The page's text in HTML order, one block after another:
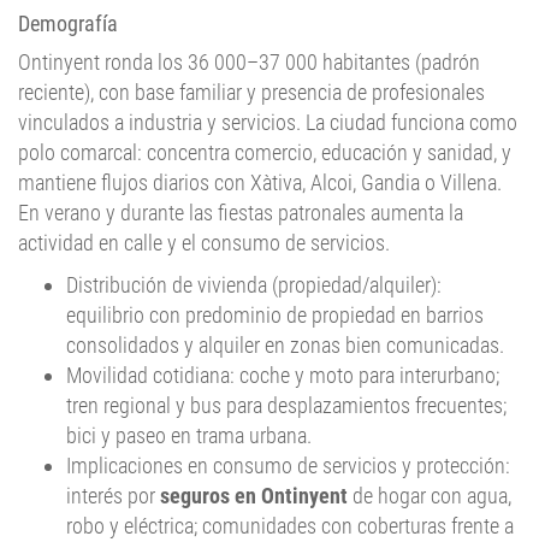
Demografía
Ontinyent ronda los 36 000–37 000 habitantes (padrón
reciente), con base familiar y presencia de profesionales
vinculados a industria y servicios. La ciudad funciona como
polo comarcal: concentra comercio, educación y sanidad, y
mantiene flujos diarios con Xàtiva, Alcoi, Gandia o Villena.
En verano y durante las fiestas patronales aumenta la
actividad en calle y el consumo de servicios.
Distribución de vivienda (propiedad/alquiler):
equilibrio con predominio de propiedad en barrios
consolidados y alquiler en zonas bien comunicadas.
Movilidad cotidiana: coche y moto para interurbano;
tren regional y bus para desplazamientos frecuentes;
bici y paseo en trama urbana.
Implicaciones en consumo de servicios y protección:
interés porseguros en Ontinyent de hogar con agua,
robo y eléctrica; comunidades con coberturas frente a